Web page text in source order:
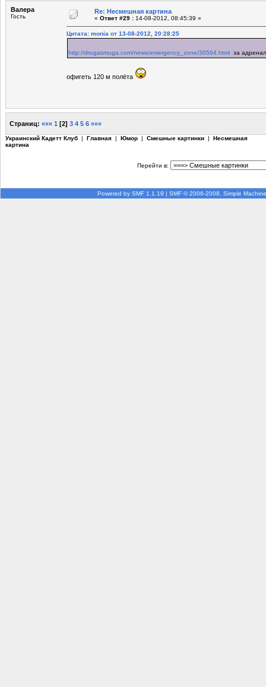
Валера
Гость
Re: Несмешная картина
« Ответ #29 : 14-08-2012, 08:45:39 »
Цитата: monia от 13-08-2012, 20:28:25
http://drugasmuga.com/news/emergency_zone/30564.html за
офигеть 120 м полёта
Страниц: ««« 1 [2] 3 4 5 6 »»»
Украинский Кадетт Клуб | Главная | Юмор | Смешные картинки | Несмешная
картина
Перейти в:
Powered by SMF 1.1.19 | SMF © 2006-2008, Simple